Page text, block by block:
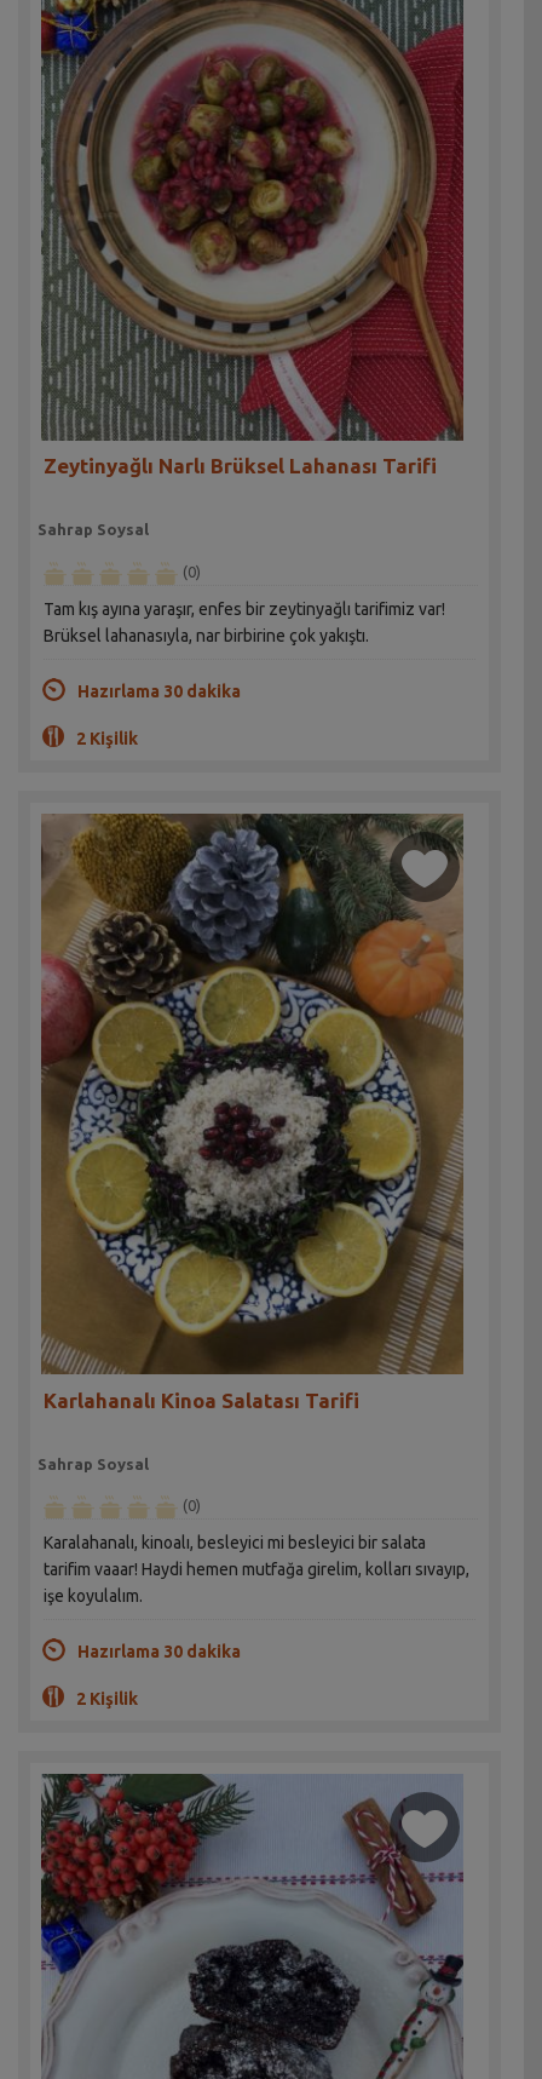
Zeytinyağlı Narlı Brüksel Lahanası Tarifi
Sahrap Soysal
(0)
Tam kış ayına yaraşır, enfes bir zeytinyağlı tarifimiz var!
Brüksel lahanasıyla, nar birbirine çok yakıştı.
Hazırlama 30 dakika
2 Kişilik
Karlahanalı Kinoa Salatası Tarifi
Sahrap Soysal
(0)
Karalahanalı, kinoalı, besleyici mi besleyici bir salata
tarifim vaaar! Haydi hemen mutfağa girelim, kolları sıvayıp,
işe koyulalım.
Hazırlama 30 dakika
2 Kişilik